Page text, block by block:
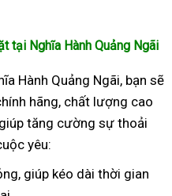
tại Nghĩa Hành Quảng Ngãi
Hành Quảng Ngãi, bạn sẽ
hãng, chất lượng cao
tăng cường sự thoải
yêu:
giúp kéo dài thời gian